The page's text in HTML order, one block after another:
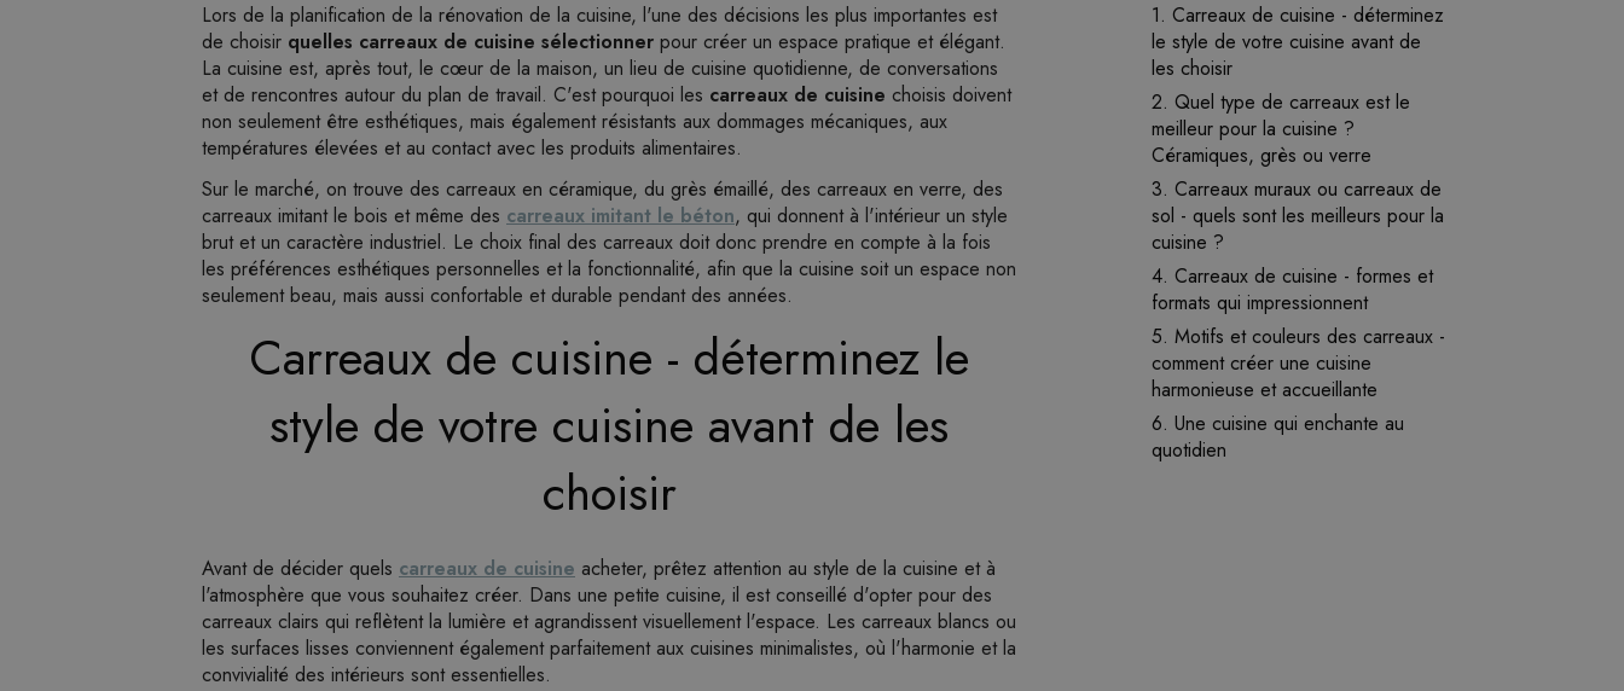
Lors de la planification de la rénovation de la cuisine, l'une des décisions les plus importantes est
de choisir quelles carreaux de cuisine sélectionner pour créer un espace pratique et élégant.
La cuisine est, après tout, le cœur de la maison, un lieu de cuisine quotidienne, de conversations
et de rencontres autour du plan de travail. C'est pourquoi les carreaux de cuisine choisis doivent
non seulement être esthétiques, mais également résistants aux dommages mécaniques, aux
températures élevées et au contact avec les produits alimentaires.
Sur le marché, on trouve des carreaux en céramique, du grès émaillé, des carreaux en verre, des
carreaux imitant le bois et même des carreaux imitant le béton, qui donnent à l'intérieur un style
brut et un caractère industriel. Le choix final des carreaux doit donc prendre en compte à la fois
les préférences esthétiques personnelles et la fonctionnalité, afin que la cuisine soit un espace non
seulement beau, mais aussi confortable et durable pendant des années.
Carreaux de cuisine - déterminez le
style de votre cuisine avant de les
choisir
Avant de décider quels carreaux de cuisine acheter, prêtez attention au style de la cuisine et à
l'atmosphère que vous souhaitez créer. Dans une petite cuisine, il est conseillé d'opter pour des
carreaux clairs qui reflètent la lumière et agrandissent visuellement l'espace. Les carreaux blancs ou
les surfaces lisses conviennent également parfaitement aux cuisines minimalistes, où l'harmonie et la
convivialité des intérieurs sont essentielles.
1. Carreaux de cuisine - déterminez
le style de votre cuisine avant de
les choisir
2. Quel type de carreaux est le
meilleur pour la cuisine ?
Céramiques, grès ou verre
3. Carreaux muraux ou carreaux de
sol - quels sont les meilleurs pour la
cuisine ?
4. Carreaux de cuisine - formes et
formats qui impressionnent
5. Motifs et couleurs des carreaux -
comment créer une cuisine
harmonieuse et accueillante
6. Une cuisine qui enchante au
quotidien